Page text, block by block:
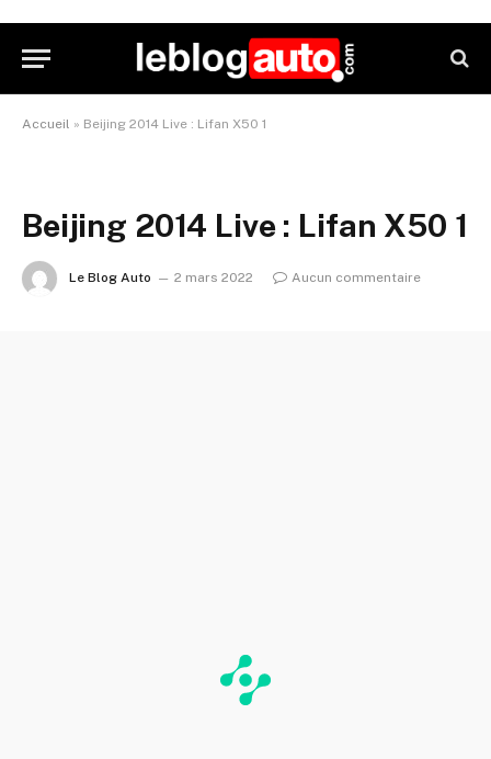
Accueil » Beijing 2014 Live : Lifan X50 1
Beijing 2014 Live : Lifan X50 1
Le Blog Auto 2 mars 2022 Aucun commentaire